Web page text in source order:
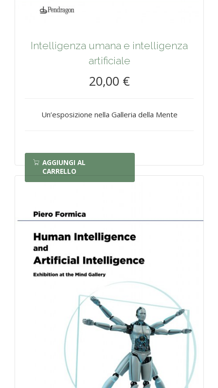
Intelligenza umana e intelligenza
artificiale
20,00 €
Un’esposizione nella Galleria della Mente
AGGIUNGI AL
CARRELLO